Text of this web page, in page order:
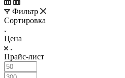
Фильтр
Сортировка
Цена
Прайс-лист